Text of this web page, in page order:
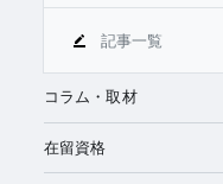
記事一覧
コラム・取材
在留資格